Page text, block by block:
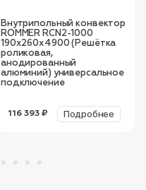
Внутрипольный конвектор
ROMMER RCN2-1000
190х260х4900 (Решётка
роликовая,
анодированный
алюминий) универсальное
подключение
116 393 ₽ Подробнее